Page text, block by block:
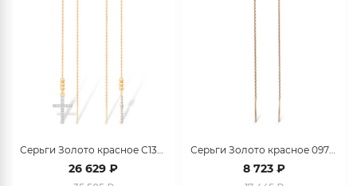
Серьги Золото красное С13218304
26 629 ₽
Серьги Золото красное 097921_12_01_001_0001
8 723 ₽